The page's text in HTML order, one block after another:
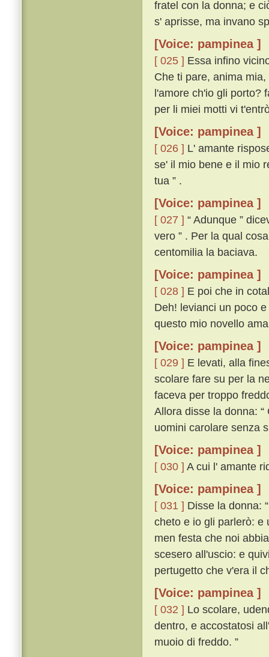
fratel con la donna; e
s' aprisse, ma invano
[Voice: pampinea ]
[ 025 ] Essa infino
Che ti pare, anima
l'amore ch'io gli porto?
per li miei motti vi
[Voice: pampinea ]
[ 026 ] L' amante
se' il mio bene e il mio
tua ” .
[Voice: pampinea ]
[ 027 ] “ Adunque ”
vero ” . Per la qual
centomilia la baciava.
[Voice: pampinea ]
[ 028 ] E poi che in
Deh! levianci un poco
questo mio novello
[Voice: pampinea ]
[ 029 ] E levati, alla
scolare fare su per la
faceva per troppo
Allora disse la donna:
uomini carolare senza
[Voice: pampinea ]
[ 030 ] A cui l' amante
[Voice: pampinea ]
[ 031 ] Disse la donna:
cheto e io gli parlerò: e
men festa che noi
scesero all'uscio: e
pertugetto che v'era il
[Voice: pampinea ]
[ 032 ] Lo scolare,
dentro, e accostatosi
muoio di freddo. ”